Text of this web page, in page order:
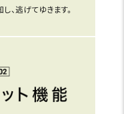
、逃げてゆきます。